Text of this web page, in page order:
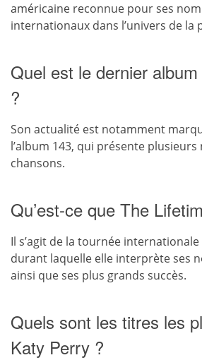
américaine reconnue pour ses
internationaux dans l’univers de la
Quel est le dernier
?
Son actualité est notamment
l’album 143, qui présente plusieurs
chansons.
Qu’est-ce que The
Il s’agit de la tournée internationale
durant laquelle elle interprète ses
ainsi que ses plus grands succès.
Quels sont les titres les
Katy Perry ?